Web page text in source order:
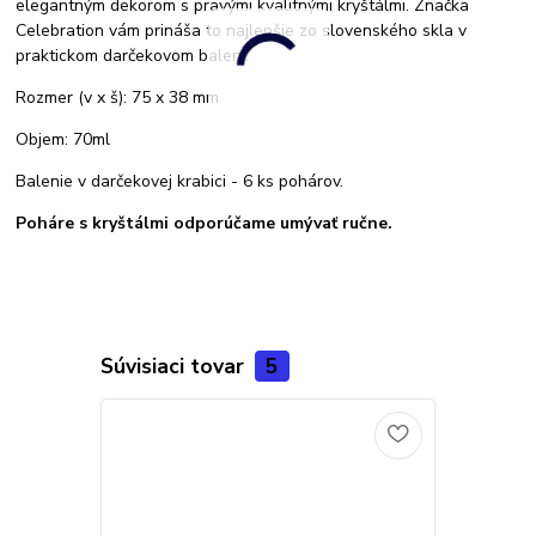
elegantným dekorom s pravými kvalitnými kryštálmi. Značka
Celebration vám prináša to najlepšie zo slovenského skla v
praktickom darčekovom balení.
Rozmer (v x š): 75 x 38 mm
Objem: 70ml
Balenie v darčekovej krabici - 6 ks pohárov.
Poháre s kryštálmi odporúčame umývať ručne.
Súvisiaci tovar 5